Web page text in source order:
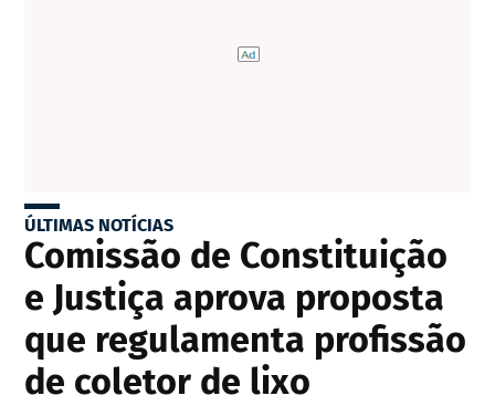
ÚLTIMAS NOTÍCIAS
Comissão de Constituição
e Justiça aprova proposta
que regulamenta profissão
de coletor de lixo